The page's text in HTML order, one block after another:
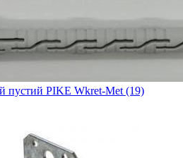
пустий PIKE Wkret-Met (19)